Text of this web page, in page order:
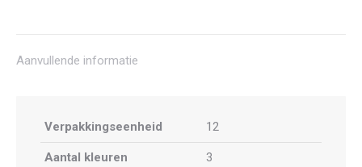
Aanvullende informatie
Verpakkingseenheid 12
Aantal kleuren 3